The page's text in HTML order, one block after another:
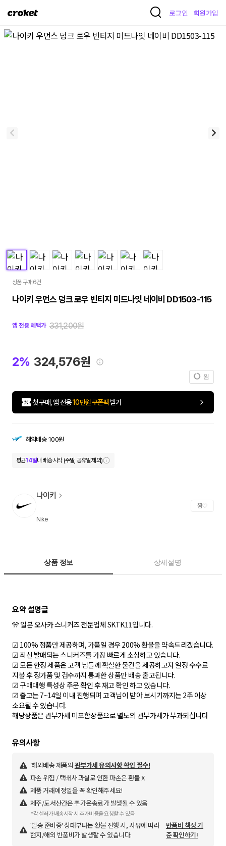
크
켓
로그인 회원가입
상품 구매 6건
나이키 우먼스 덩크 로우 빈티지 미드나잇 네이비 DD1503-115
앱 전용 혜택가 331,200원
2% 324,576원
찜
첫 구매, 앱 전용10만원 쿠폰팩 받기
해외배송 100원
평균14일내 배송 시작 (주말, 공휴일 제외)
나이키
Nike
찜
상품 정보 상세설명
🎌 일본 오사카 스니커즈 전문업체 SKTK11입니다.
☑ 100% 정품만 제공하며, 가품일 경우 200% 환불을 약속드리겠습니다.
☑ 최신 발매되는 스니커즈를 가장 빠르게 소싱하고 있습니다.
☑ 모든 한정 제품은 고객 님들께 확실한 물건을 제공하고자 일정 수수료
지불 후 정가품 및 검수까지 통과한 상품만 배송 출고됩니다.
☑ 구매대행 특성상 주문 확인 후 재고 확인 하고 있습니다.
☑ 출고는 7~14일 이내 진행되며 고객님이 받아 보시기까지는 2주 이상
소요될 수 있습니다.
해당상품은 관부가세 미포함상품으로 별도의 관부가세가 부과되십니다
유의사항
해외배송 제품의 관부가세 유의사항 확인 필수!
파손 위험 / 택배사 과실로 인한 파손은 환불 X
제품 거래예정일을 꼭 확인해주세요!
제주/도서산간은 추가운송료가 발생될 수 있음
*각 셀러가 배송시작 시 추가비용을 요청할 수 있음
'발송 준비중' 상태부터는 환불 진행 시, 사유에 따라
현지/해외 반품비가 발생할 수 있습니다.
반품비 책정 기
준 확인하기!